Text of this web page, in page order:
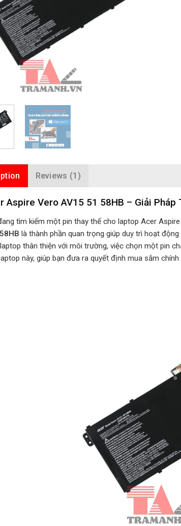
Reviews (1)
Aspire Vero AV15 51 58HB – Giải Pháp
tìm kiếm một pin thay thế cho laptop Acer
là thành phần quan trọng giúp duy trì hoạt
thân thiện với môi trường, việc chọn một pin
này, giúp bạn đưa ra quyết định mua sắm chính